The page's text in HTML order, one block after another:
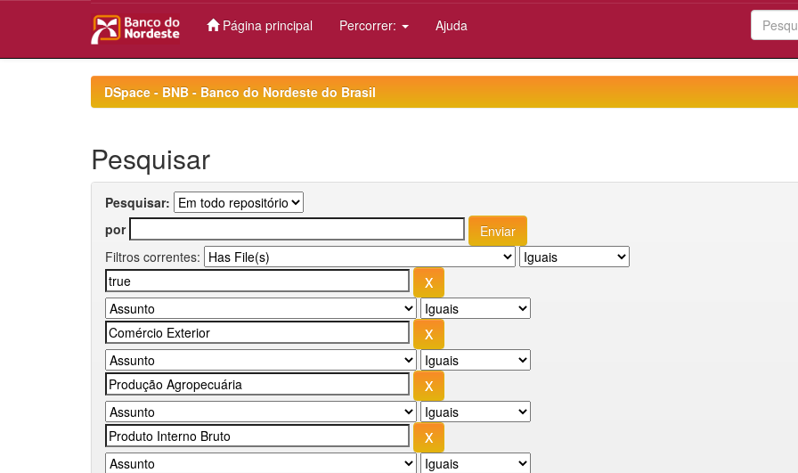
Página principal Percorrer: Ajuda
DSpace - BNB - Banco do Nordeste do Brasil
Pesquisar
Pesquisar:
por
Filtros correntes: